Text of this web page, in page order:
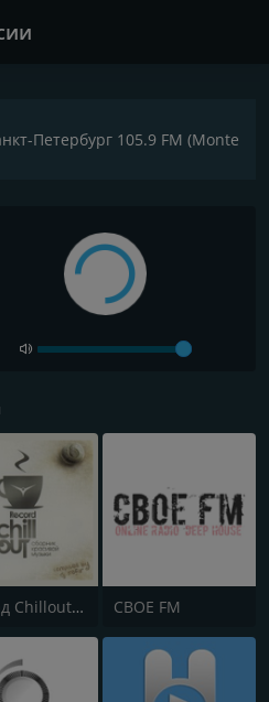
Петербург 105.9 FM (Monte
Рекорд Chillout (Record Chillout) CBOE FM